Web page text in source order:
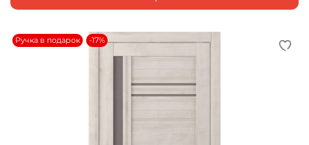
Ручка в подарок -17%